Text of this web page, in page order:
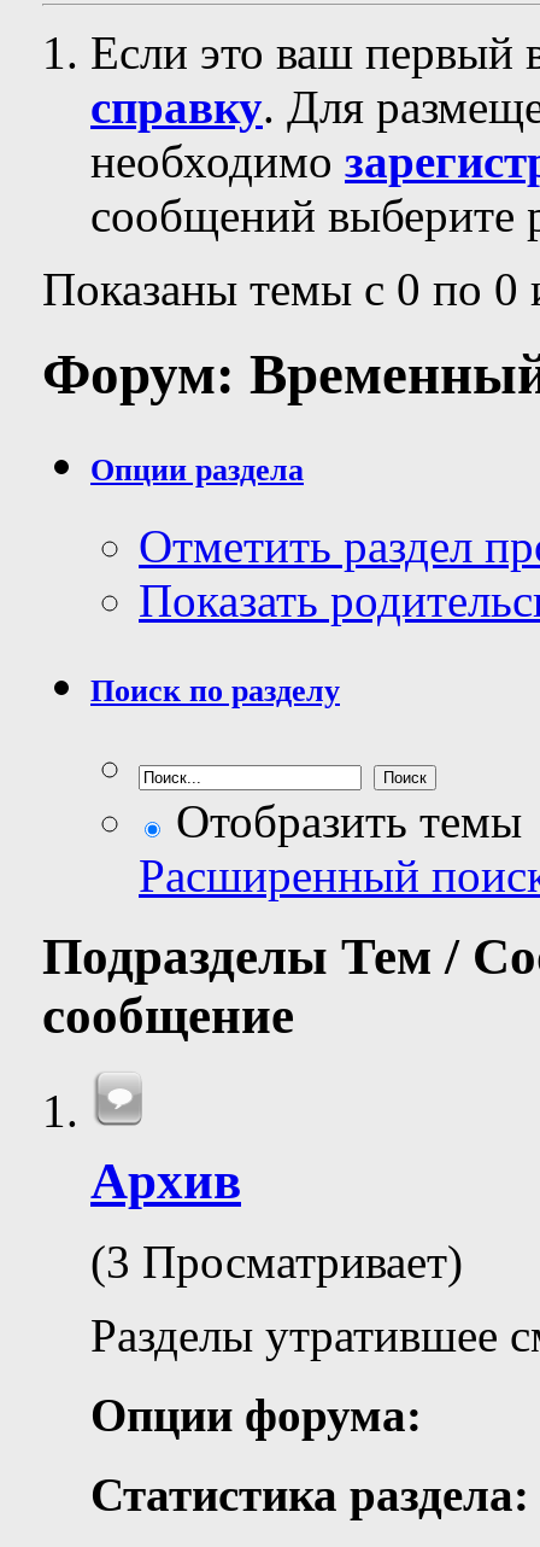
Если это ваш первый
справку. Для
необходимо
сообщений выберите
Показаны темы с 0 по 0
Форум:
Опции раздела
Отметить раздел
Показать
Поиск по разделу
Отобразить темы
Расширенный
Подразделы Тем /
сообщение
Архив
(3 Просматривает)
Разделы утратившее
Опции форума:
Статистика раздела: